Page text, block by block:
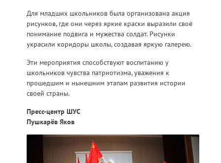
Для младших школьников была организована акция
рисунков, где они через яркие краски выразили своё
понимание подвига и мужества солдат. Рисунки
украсили коридоры школы, создавая яркую галерею.
Эти мероприятия способствуют воспитанию у
школьников чувства патриотизма, уважения к
прошедшим и нынешним этапам развития истории
своей страны.
Пресс-центр ШУС
Пушкарёв Яков